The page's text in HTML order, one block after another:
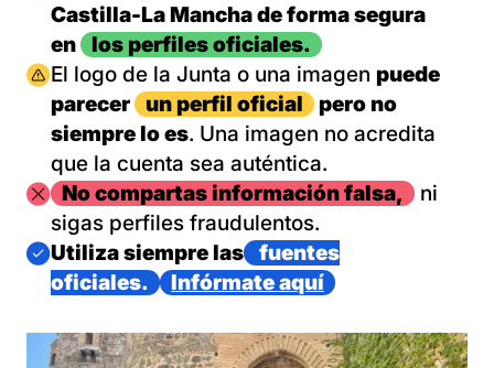
Castilla-La Mancha de forma segura
en
los perfiles oficiales.
Imagen
El logo de la Junta o una imagen puede
parecer
un perfil oficial
pero no
siempre lo es. Una imagen no acredita
que la cuenta sea auténtica.
ImagenNo compartas información falsa,
ni
sigas perfiles fraudulentos.
Imagen
Utiliza siempre las
fuentes
oficiales.
Infórmate aquí